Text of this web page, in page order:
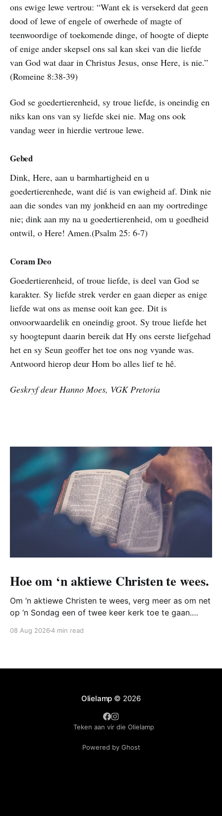
ons ewige lewe vertrou: “Want ek is versekerd dat geen
dood of lewe of engele of owerhede of magte of
teenwoordige of toekomende dinge, of hoogte of diepte
of enige ander skepsel ons sal kan skei van die liefde
van God wat daar in Christus Jesus, onse Here, is nie.”
(Romeine 8:38-39)
God se goedertierenheid, sy troue liefde, is oneindig en
niks kan ons van sy liefde skei nie. Mag ons ook
vandag weer in hierdie vertroue lewe.
Gebed
Dink, Here, aan u barmhartigheid en u
goedertierenhede, want dié is van ewigheid af. Dink nie
aan die sondes van my jonkheid en aan my oortredinge
nie; dink aan my na u goedertierenheid, om u goedheid
ontwil, o Here! Amen.(Psalm 25: 6-7)
Coram Deo
Goedertierenheid, of troue liefde, is deel van God se
karakter. Sy liefde strek verder en gaan dieper as enige
liefde wat ons as mense ooit kan gee. Dit is
onvoorwaardelik en oneindig groot. Sy troue liefde het
sy hoogtepunt daarin bereik dat Hy ons eerste liefgehad
het en sy Seun geoffer het toe ons nog vyande was.
Antwoord hierop deur Hom bo alles lief te hê.
Geskryf deur Hanno Moes, VGK Pretoria
Hoe om ‘n aktiewe Christen te wees.
Om ‘n aktiewe Christen te wees, verg meer as om net
op ‘n Sondag een of twee keer kerk toe te gaan.
moet streef daarna om soos Christus te wees en
08 Aug 20264 min read
Olielamp © 2026
Teken aan vir die Olielamp
Powered by Ghost